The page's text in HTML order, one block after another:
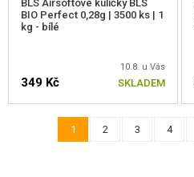
BLS Airsoftové kuličky BLS
BIO Perfect 0,28g | 3500 ks | 1
kg - bílé
10.8. u Vás
349 Kč SKLADEM
1 2 3 4